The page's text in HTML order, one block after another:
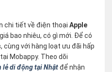
chi tiết về điện thoại Apple
bao nhiêu, có gì mới. Để có
, cùng với hàng loạt ưu đãi hấp
Mobappy. Theo dõi
lẻ di động tại Nhậtđể nhận